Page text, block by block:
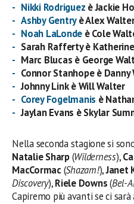
Nikki Rodriguez è Jackie
Ashby Gentryè Alex
Noah LaLonde è Cole
Sarah Rafferty è
Marc Blucas è George
Connor Stanhope è Danny
Johnny Link è Will Walter
Corey Fogelmanis è
Jaylan Evans è Skylar
Nella seconda stagione si
Natalie Sharp(Wilderness),
MacCormac (Shazam!),Janet
Discovery),Riele Downs(Bel-
Capiremo più avanti se ci